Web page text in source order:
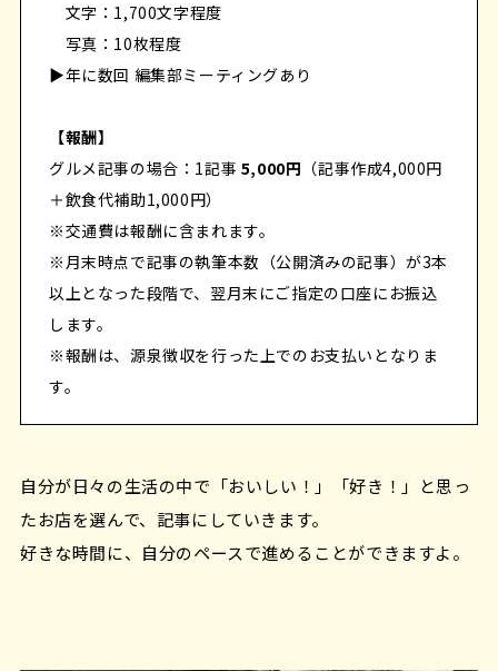
文字：1,700文字程度
写真：10枚程度
▶︎年に数回 編集部ミーティングあり
【報酬】
グルメ記事の場合：1記事 5,000円 （記事作成4,000円
＋飲食代補助1,000円）
※交通費は報酬に含まれます。
※月末時点で記事の執筆本数（公開済みの記事）が3本
以上となった段階で、翌月末にご指定の口座にお振込
します。
※報酬は、源泉徴収を行った上でのお支払いとなりま
す。
自分が日々の生活の中で「おいしい！」「好き！」と思っ
たお店を選んで、記事にしていきます。
好きな時間に、自分のペースで進めることができますよ。